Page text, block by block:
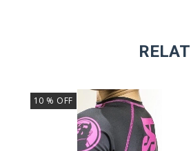
10 % OFF